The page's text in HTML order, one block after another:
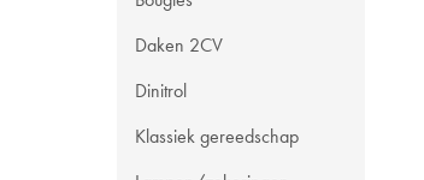
Daken 2CV
Dinitrol
Klassiek gereedschap